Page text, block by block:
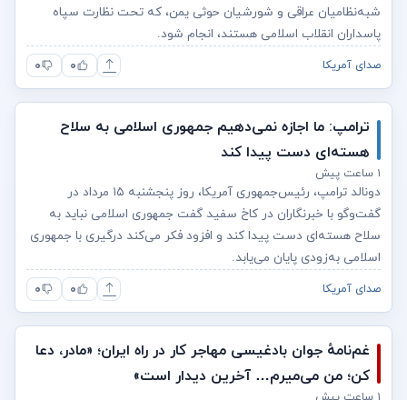
شبه‌نظامیان عراقی و شورشیان حوثی‌ یمن، که تحت نظارت سپاه
پاسداران انقلاب اسلامی هستند، انجام شود.
صدای آمریکا ۰ ۰
ترامپ: ما اجازه نمی‌دهیم جمهوری اسلامی به سلاح
هسته‌ای دست پیدا کند
۱ ساعت پیش
دونالد ترامپ، رئیس‌جمهوری آمریکا، روز پنجشنبه ۱۵ مرداد در
گفت‌وگو با خبرنگاران در کاخ سفید گفت جمهوری اسلامی نباید به
سلاح هسته‌ای دست پیدا کند و افزود فکر‌ می‌کند درگیری با جمهوری
اسلامی به‌زودی پایان می‌یابد.
صدای آمریکا ۰ ۰
غم‌نامهٔ جوان بادغیسی مهاجر کار در راه ایران؛ «مادر، دعا
کن؛ من می‌میرم… آخرین دیدار است»